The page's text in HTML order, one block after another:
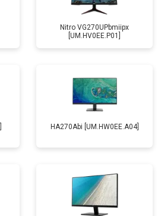
Nitro VG270UPbmiipx
[UM.HV0EE.P01]
HA270Abi [UM.HW0EE.A04]